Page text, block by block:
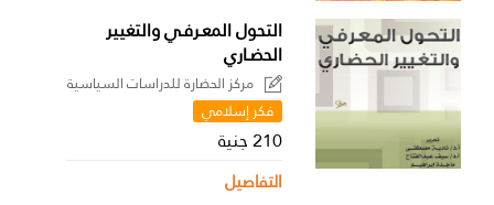
التحول المعـرفـي والتغيير
الحضـاري
مركز الحضارة للدراسات السياسية
فكر إسلامي
210 جنية
التفاصيل